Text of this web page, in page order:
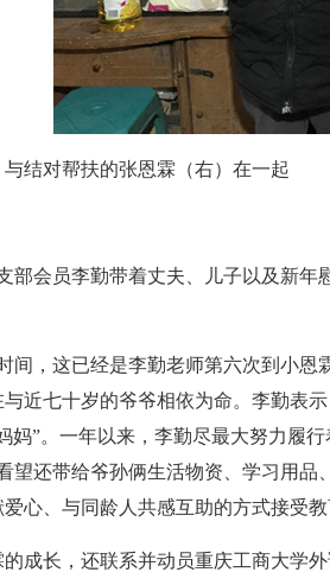
结对帮扶的张恩霖（右）在一起
部会员李勤带着丈夫、儿子以及新
间，这已经是李勤老师第六次到小
近七十岁的爷爷相依为命。李勤表
妈”。一年以来，李勤尽最大努力履
望还带给爷孙俩生活物资、学习用
心、与同龄人共感互助的方式接受
成长，还联系并动员重庆工商大学